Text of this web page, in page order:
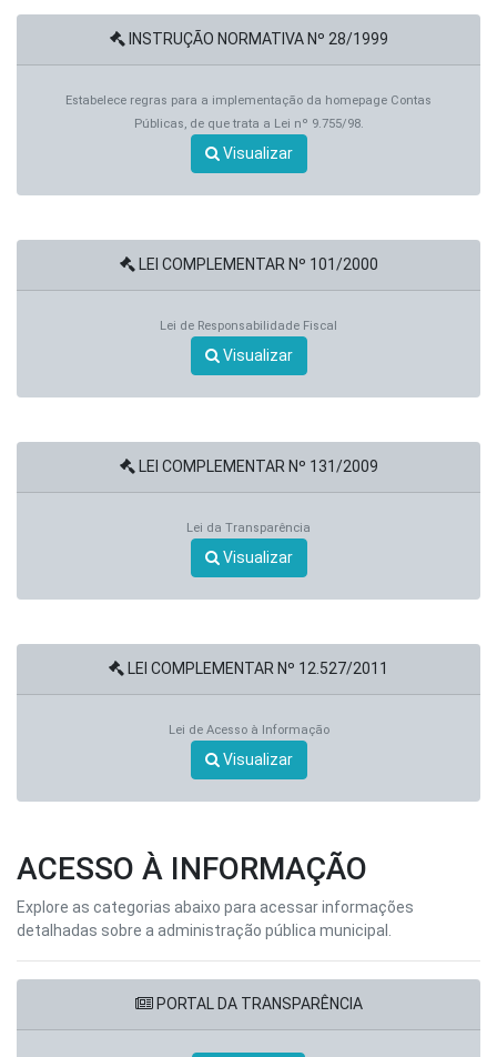
INSTRUÇÃO NORMATIVA Nº 28/1999
Estabelece regras para a implementação da homepage Contas
Públicas, de que trata a Lei nº 9.755/98.
Visualizar
LEI COMPLEMENTAR Nº 101/2000
Lei de Responsabilidade Fiscal
Visualizar
LEI COMPLEMENTAR Nº 131/2009
Lei da Transparência
Visualizar
LEI COMPLEMENTAR Nº 12.527/2011
Lei de Acesso à Informação
Visualizar
ACESSO À INFORMAÇÃO
Explore as categorias abaixo para acessar informações
detalhadas sobre a administração pública municipal.
PORTAL DA TRANSPARÊNCIA